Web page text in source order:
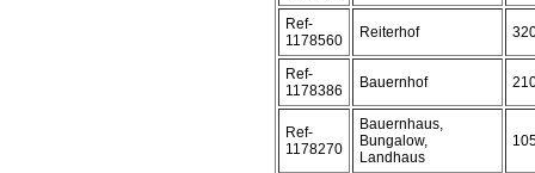
Ref-
1178560
Reiterhof
Ref-
1178386
Bauernhof
Ref-
1178270
Bauernhaus,
Bungalow,
Landhaus